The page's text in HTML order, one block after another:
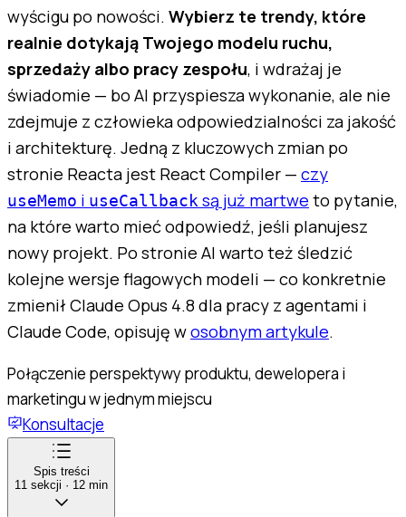
wyścigu po nowości. Wybierz te trendy, które
realnie dotykają Twojego modelu ruchu,
sprzedaży albo pracy zespołu, i wdrażaj je
świadomie — bo AI przyspiesza wykonanie, ale nie
zdejmuje z człowieka odpowiedzialności za jakość
i architekturę. Jedną z kluczowych zmian po
stronie Reacta jest React Compiler — czy
useMemo i useCallback są już martwe to pytanie,
na które warto mieć odpowiedź, jeśli planujesz
nowy projekt. Po stronie AI warto też śledzić
kolejne wersje flagowych modeli — co konkretnie
zmienił Claude Opus 4.8 dla pracy z agentami i
Claude Code, opisuję wosobnym artykule.
Połączenie perspektywy produktu, dewelopera i
marketingu w jednym miejscu
Konsultacje
Spis treści
11 sekcji · 12 min